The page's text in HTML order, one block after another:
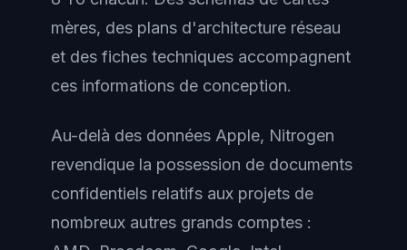
mères, des plans d'architecture réseau
et des fiches techniques accompagnent
ces informations de conception.
Au-delà des données Apple, Nitrogen
revendique la possession de documents
confidentiels relatifs aux projets de
nombreux autres grands comptes :